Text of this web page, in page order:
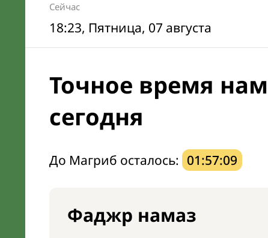
Сейчас
18:23, Пятница, 07 августа
Точное время
сегодня
До Магриб осталось: 01:57:08
Фаджр намаз